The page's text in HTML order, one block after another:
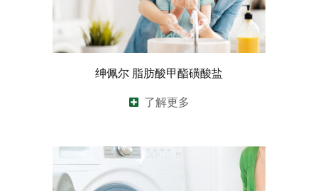
绅佩尔 脂肪酸甲酯磺酸盐
了解更多